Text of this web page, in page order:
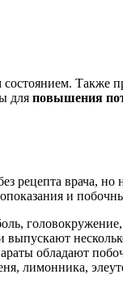
Также
для повышения
рецепта врача,
и
обладают
лимонника,